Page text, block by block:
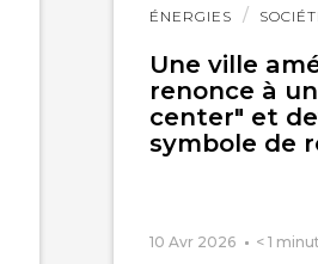
ÉNERGIES
Une ville
renonce à
center" et
symbole de
10 Avr 2026 < 1
Lire